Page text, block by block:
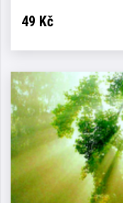
49 Kč